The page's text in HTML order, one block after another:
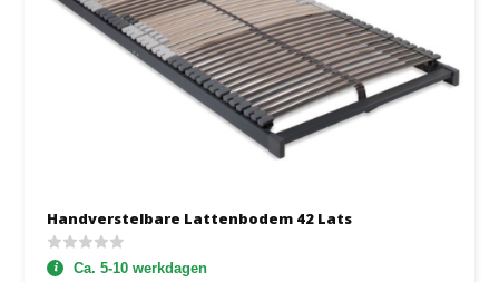
Handverstelbare Lattenbodem 42 Lats
Ca. 5-10 werkdagen